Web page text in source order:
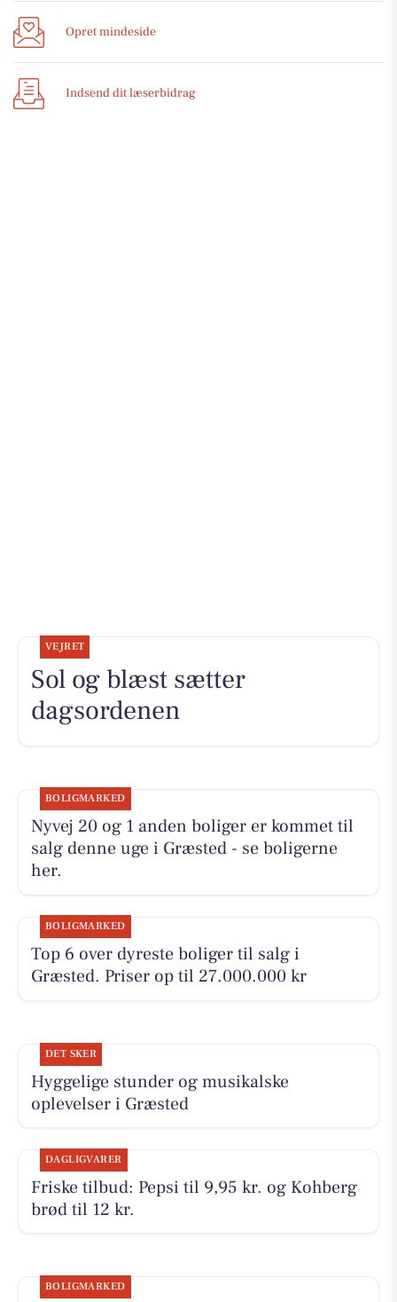
Opret mindeside
Indsend dit læserbidrag
VEJRET
Sol og blæst sætter
dagsordenen
BOLIGMARKED
Nyvej 20 og 1 anden boliger er kommet til
salg denne uge i Græsted - se boligerne
her.
BOLIGMARKED
Top 6 over dyreste boliger til salg i
Græsted. Priser op til 27.000.000 kr
DET SKER
Hyggelige stunder og musikalske
oplevelser i Græsted
DAGLIGVARER
Friske tilbud: Pepsi til 9,95 kr. og Kohberg
brød til 12 kr.
BOLIGMARKED